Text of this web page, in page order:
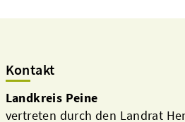
Kontakt
Landkreis Peine
vertreten durch den Landrat